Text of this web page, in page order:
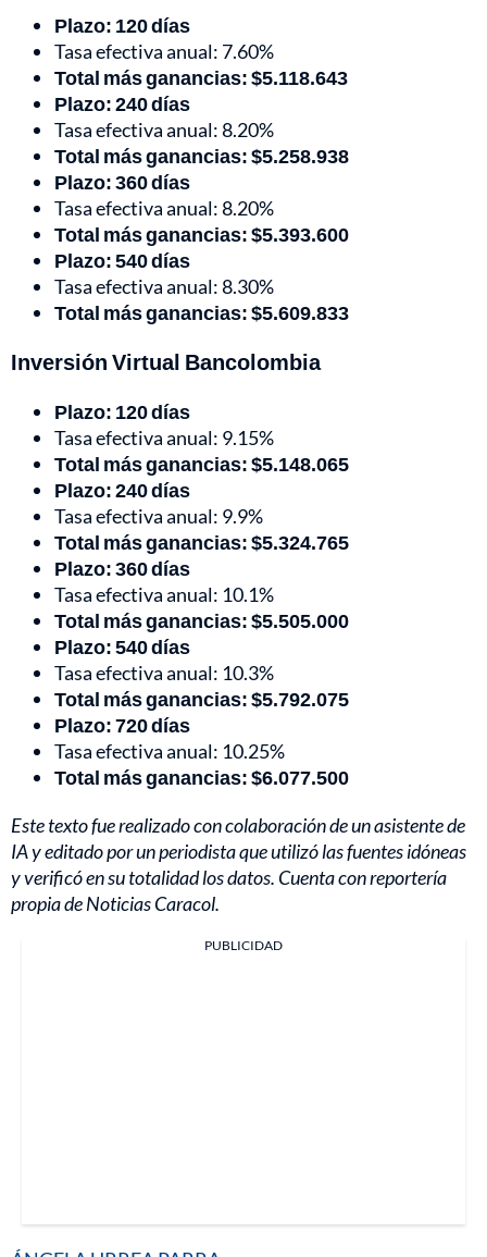
Plazo: 120 días
Tasa efectiva anual: 7.60%
Total más ganancias: $5.118.643
Plazo: 240 días
Tasa efectiva anual: 8.20%
Total más ganancias: $5.258.938
Plazo: 360 días
Tasa efectiva anual: 8.20%
Total más ganancias: $5.393.600
Plazo: 540 días
Tasa efectiva anual: 8.30%
Total más ganancias: $5.609.833
Inversión Virtual Bancolombia
Plazo: 120 días
Tasa efectiva anual: 9.15%
Total más ganancias: $5.148.065
Plazo: 240 días
Tasa efectiva anual: 9.9%
Total más ganancias: $5.324.765
Plazo: 360 días
Tasa efectiva anual: 10.1%
Total más ganancias: $5.505.000
Plazo: 540 días
Tasa efectiva anual: 10.3%
Total más ganancias: $5.792.075
Plazo: 720 días
Tasa efectiva anual: 10.25%
Total más ganancias: $6.077.500
Este texto fue realizado con colaboración de un asistente de
IA y editado por un periodista que utilizó las fuentes idóneas
y verificó en su totalidad los datos. Cuenta con reportería
propia de Noticias Caracol.
PUBLICIDAD